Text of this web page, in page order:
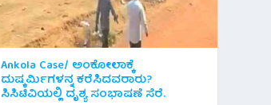
Ankola Case/ ಅಂಕೋಲಾಕ್ಕೆ
ದುಷ್ಕರ್ಮಿಗಳನ್ನ ಕರೆಸಿದವರಾರು?
ಸಿಸಿಟಿವಿಯಲ್ಲಿ ದೃಶ್ಯ ಸಂಭಾಷಣೆ ಸೆರೆ.